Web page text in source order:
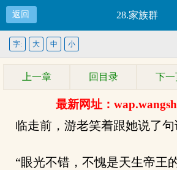
返回 28.家族群
字: 大 中 小
上一章 回目录 下一
最新网址：
临走前，游老笑着跟她说了句
“眼光不错，不愧是天生帝王